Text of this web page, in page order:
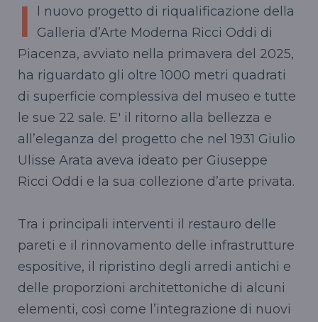
I
l nuovo progetto di riqualificazione della
Galleria d’Arte Moderna Ricci Oddi di
Piacenza, avviato nella primavera del 2025,
ha riguardato gli oltre 1000 metri quadrati
di superficie complessiva del museo e tutte
le sue 22 sale. E' il ritorno alla bellezza e
all’eleganza del progetto che nel 1931 Giulio
Ulisse Arata aveva ideato per Giuseppe
Ricci Oddi e la sua collezione d’arte privata.
Tra i principali interventi il restauro delle
pareti e il rinnovamento delle infrastrutture
espositive, il ripristino degli arredi antichi e
delle proporzioni architettoniche di alcuni
elementi, così come l’integrazione di nuovi